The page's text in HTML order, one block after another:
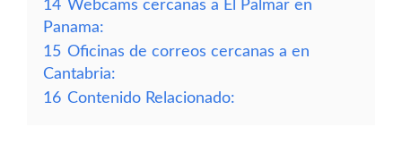
14 Webcams cercanas a El Palmar en
Panama:
15 Oficinas de correos cercanas a en
Cantabria:
16 Contenido Relacionado: